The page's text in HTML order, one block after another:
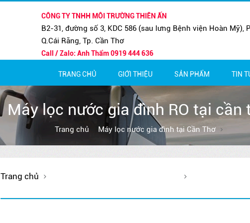
CÔNG TY TNHH MÔI TRƯỜNG THIÊN ẤN
B2-31, đường số 3, KDC 586 (sau lưng Bệnh viện Hoàn Mỹ),
Q.Cái Răng, Tp. Cần Thơ
Call / Zalo: Anh Thẩm 0919 444 636
TRANG CHỦ GIỚI THIỆU SẢN PHẨM TIN
Máy lọc nước gia đình RO tại cần
Trang chủ Máy lọc nước gia đình tại Cần Thơ
Trang chủ